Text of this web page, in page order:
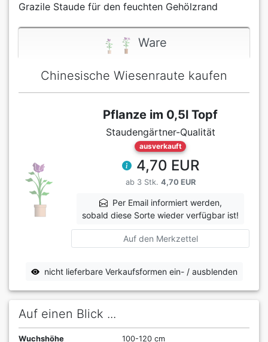
Grazile Staude für den feuchten Gehölzrand
Ware
Chinesische Wiesenraute kaufen
Pflanze im 0,5l Topf
Staudengärtner-Qualität
ausverkauft
4,70 EUR
ab 3 Stk. 4,70 EUR
Per Email informiert werden,
sobald diese Sorte wieder verfügbar ist!
Auf den Merkzettel
nicht lieferbare Verkaufsformen ein- / ausblenden
Auf einen Blick ...
Wuchshöhe 100-120 cm